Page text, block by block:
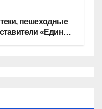
пешеходные
«Единой